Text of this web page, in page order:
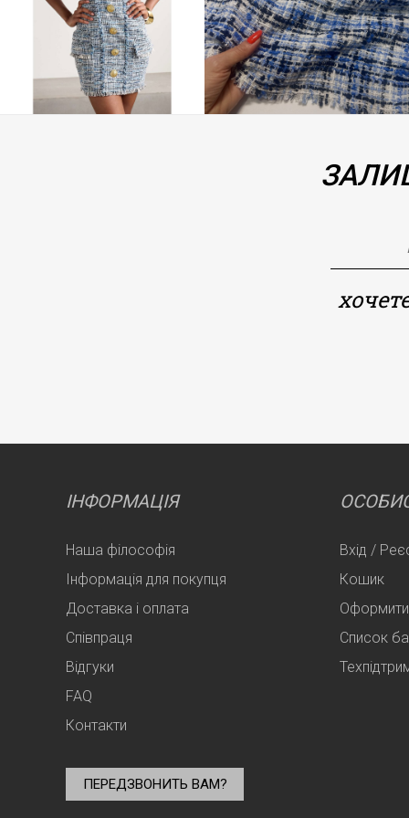
ІНФОРМАЦІЯ
Наша філософія
Інформація для покупця
Доставка і оплата
Співпраця
Відгуки
FAQ
Контакти
ПЕРЕДЗВОНИТЬ ВАМ?
Вхід /
Кошик
Список